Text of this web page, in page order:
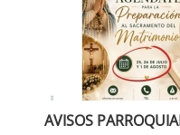
AVISOS